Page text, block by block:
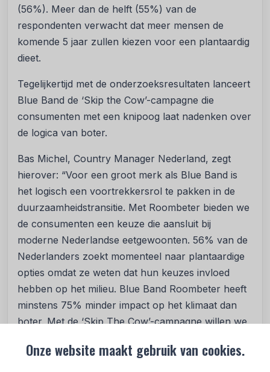
Onze website maakt gebruik van cookies.
(56%). Meer dan de helft (55%) van de
respondenten verwacht dat meer mensen de
komende 5 jaar zullen kiezen voor een plantaardig
dieet.
Tegelijkertijd met de onderzoeksresultaten lanceert
Blue Band de ‘Skip the Cow’-campagne die
consumenten met een knipoog laat nadenken over
de logica van boter.
Bas Michel, Country Manager Nederland, zegt
hierover: “Voor een groot merk als Blue Band is
het logisch een voortrekkersrol te pakken in de
duurzaamheidstransitie. Met Roombeter bieden we
de consumenten een keuze die aansluit bij
moderne Nederlandse eetgewoonten. 56% van de
Nederlanders zoekt momenteel naar plantaardige
opties omdat ze weten dat hun keuzes invloed
hebben op het milieu. Blue Band Roombeter heeft
minstens 75% minder impact op het klimaat dan
boter. Met de ‘Skip The Cow’-campagne willen we
laten weten dat er lekkere alternatieven zijn om uit